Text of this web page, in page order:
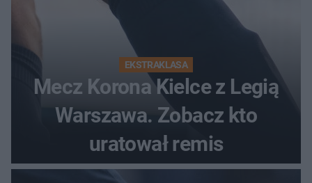
EKSTRAKLASA
Mecz Korona Kielce z Legią
Warszawa. Zobacz kto
uratował remis